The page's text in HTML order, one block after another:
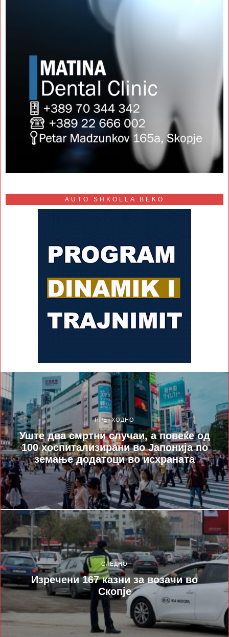
AUTO SHKOLLA BEKO
ПРЕТХОДНО
Уште два смртни случаи, а повеќе од
100 хоспитализирани во Јапонија по
земање додатоци во исхраната
СЛЕДНО
Изречени 167 казни за возачи во
Скопје